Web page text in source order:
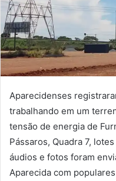
Aparecidenses
trabalhando em um
tensão de energia de
Pássaros, Quadra 7,
áudios e fotos foram
Aparecida com